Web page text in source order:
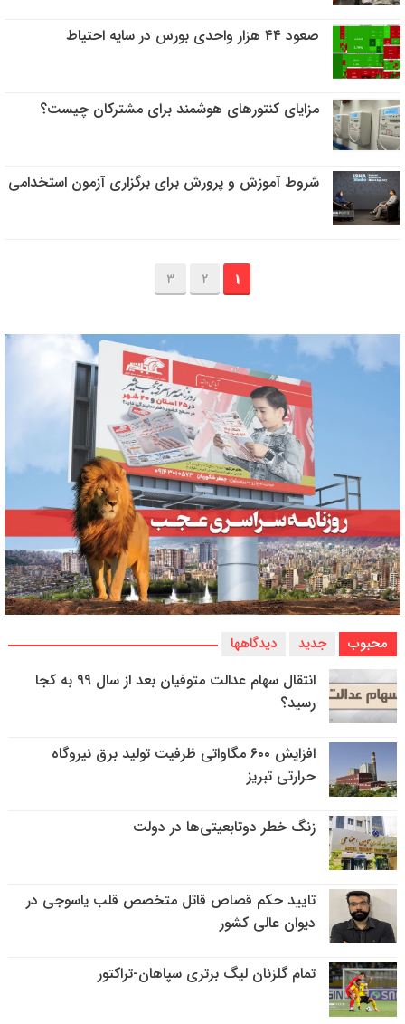
صعود ۴۴ هزار واحدی بورس در سایه احتیاط
مزایای کنتورهای هوشمند برای مشترکان چیست؟
شروط آموزش و پرورش برای برگزاری آزمون استخدامی
1
2
3
محبوب جدید دیدگاهها
انتقال سهام عدالت متوفیان بعد از سال ۹۹ به کجا
رسید؟
افزایش ۶۰۰ مگاواتی ظرفیت تولید برق نیروگاه
حرارتی تبریز
زنگ خطر دوتابعیتی‌ها در دولت
تایید حکم قصاص قاتل متخصص قلب یاسوجی در
دیوان عالی کشور
تمام گلزنان لیگ‌ برتری سپاهان-تراکتور